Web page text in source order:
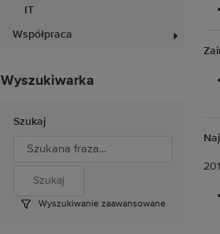
IT
Współpraca
Wyszukiwarka
Szukaj
Wyszukiwanie zaawansowane